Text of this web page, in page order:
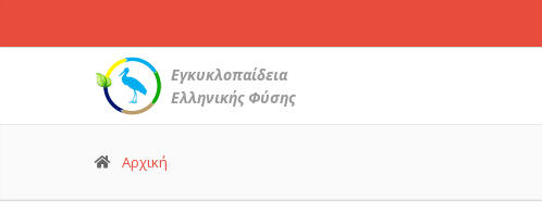
Εγκυκλοπαίδεια
Ελληνικής Φύσης
Αρχική